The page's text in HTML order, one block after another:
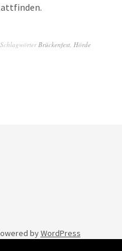
Schlagwörter Brückenfest Hörde
byWordPress